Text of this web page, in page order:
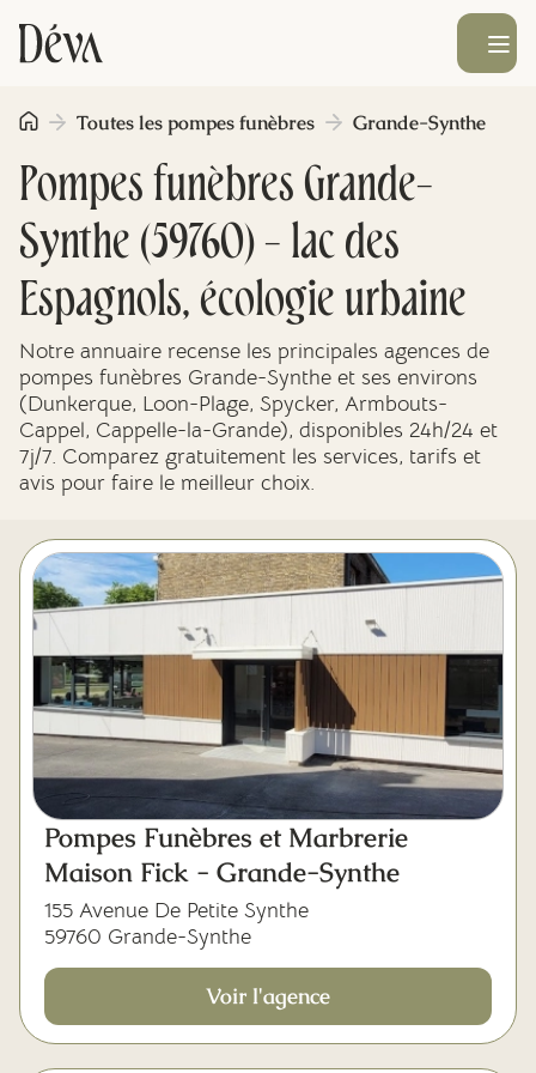
Obsèques
Prévoyance
Monument funéraire
Livraison de fleurs
Blog
Mes dernières volontés
Ouvrir le
Pompes funèbres Grande-
Synthe (59760) - lac des
Espagnols, écologie urbaine
Toutes les pompes funèbres Grande-Synthe
Notre annuaire recense les principales agences de
pompes funèbres Grande-Synthe et ses environs
(Dunkerque, Loon-Plage, Spycker, Armbouts-
Cappel, Cappelle-la-Grande), disponibles 24h/24 et
7j/7. Comparez gratuitement les services, tarifs et
avis pour faire le meilleur choix.
Pompes Funèbres et Marbrerie
Maison Fick - Grande-Synthe
155 Avenue De Petite Synthe
59760 Grande-Synthe
Voir l'agence